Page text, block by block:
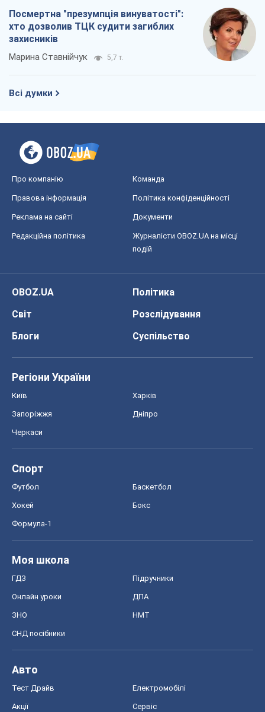
Посмертна "презумпція винуватості":
хто дозволив ТЦК судити загиблих
захисників
Марина Ставнійчук 5,7 т.
Всі думки
Про компанію Команда
Правова інформація Політика конфіденційності
Реклама на сайті Документи
Редакційна політика
Журналісти OBOZ.UA на місці
подій
OBOZ.UA
Політика
Світ
Розслідування
Блоги
Суспільство
Регіони України
Київ Харків
Запоріжжя Дніпро
Черкаси
Спорт
Футбол Баскетбол
Хокей Бокс
Формула-1
Моя школа
ГДЗ Підручники
Онлайн уроки ДПА
ЗНО НМТ
СНД посібники
Авто
Тест Драйв Електромобілі
Акції Сервіс